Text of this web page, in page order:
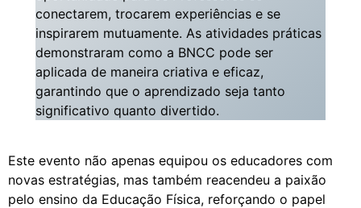
conectarem, trocarem experiências e se
inspirarem mutuamente. As atividades práticas
demonstraram como a BNCC pode ser
aplicada de maneira criativa e eficaz,
garantindo que o aprendizado seja tanto
significativo quanto divertido.
Este evento não apenas equipou os educadores com
novas estratégias, mas também reacendeu a paixão
pelo ensino da Educação Física, reforçando o papel